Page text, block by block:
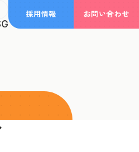
採用情報 お問い合わせ